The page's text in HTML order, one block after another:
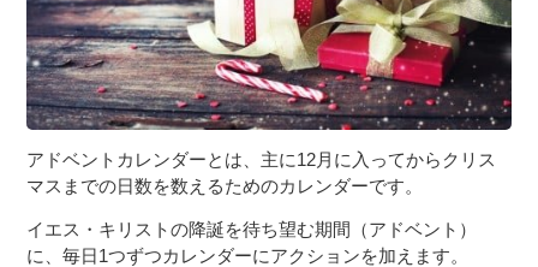
アドベントカレンダーとは、主に12月に入ってからクリス
マスまでの日数を数えるためのカレンダーです。
イエス・キリストの降誕を待ち望む期間（アドベント）
に、毎日1つずつカレンダーにアクションを加えます。